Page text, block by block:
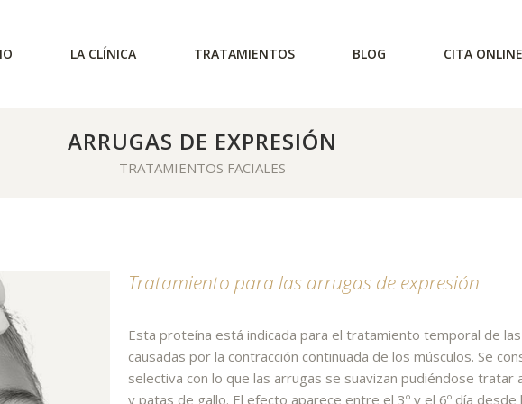
LA CLÍNICA TRATAMIENTOS
Podemos ralentizar el proceso
fisiológico de envejecimiento,
médicos para que seas tratada con
la mejor tecnología.
BLOG CITA ONLINE
ARRUGAS DE EXPRESIÓN
TRATAMIENTOS FACIALES
Tratamiento para las arrugas de expresión
Esta proteína está indicada para el tratamiento temporal de
causadas por la contracción continuada de los músculos. Se
selectiva con lo que las arrugas se suavizan pudiéndose
y patas de gallo. El efecto aparece entre el 3º y el 6º día